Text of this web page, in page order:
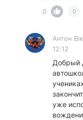
0
0
Антон
12:12
Добрый
уже